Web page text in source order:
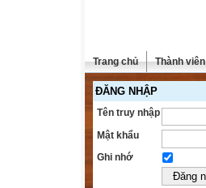
Trang chủ Thành viên
ĐĂNG NHẬP
Tên truy nhập
Mật khẩu
Ghi nhớ